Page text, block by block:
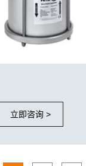
立即咨询 >